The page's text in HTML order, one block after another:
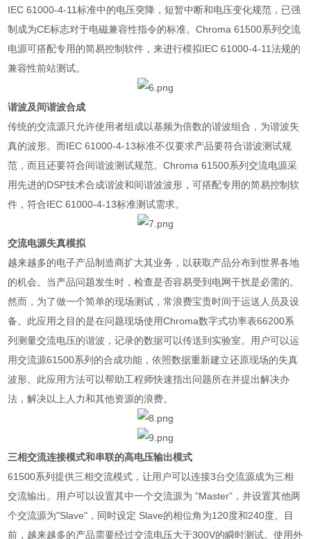
IEC 61000-4-11标准中的电压突降，短暂中断和电压变化规范，已强
制成为CE标志对于电磁兼容性指令的标准。Chroma 61500系列交流
电源可搭配专用的简易控制软件，来进行模拟IEC 61000-4-11法规的
兼容性前站测试。
谐波及间谐波合成
传统的交流源只允许使用者组成以基频为倍数的谐波组合，为谐波失
真的波形。而IEC 61000-4-13标准不仅要求产品要符合谐波测试规
范，而且还要符合间谐波测试规范。Chroma 61500系列交流电源采
用先进的DSP技术合成谐波和间谐波波形，可搭配专用的简易控制软
件，符合IEC 61000-4-13标准测试需求。
交流电源失真模拟
越来越多的电子产品制造商扩大其业务，以获取产品分布到世界各地
的机会。当产品问题发生时，检查是否容易受到电网干扰是必需的。
然而，为了做一个简单的现场测试，常浪费宝贵时间于运送人员及设
备。此应用之目的是在问题现场使用Chroma数字式功率表66200系
列测量交流电压的谐波，记录的数据可以传送到实验室。用户可以运
用交流源61500系列的合成功能，依照数据重新建立还原现场的失真
波形。此应用方法可以帮助工程师快速指出问题所在并提出解决办
法，解决以上人力和其他资源的浪费。
三相交流连接模式和串联的高电压输出模式
61500系列提供三相交流模式，让用户可以连接3台交流源成为三相
交流输出。用户可以设置其中一个交流源为 "Master" ，并设置其他两
个交流源为"Slave" ，同时设定 Slave的相位角为120度和240度。目
前，越来越多的产品需要经过交流电压大于300V的瞬时测试。使用外